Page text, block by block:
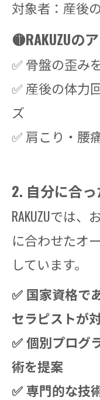
対象者：産後
🟡RAKUZUの
✅ 骨盤の歪み
✅ 産後の体力
ズ
✅ 肩こり・腰
2. 自分に合
RAKUZUでは
に合わせたオ
しています。
✅ 国家資格で
セラピストが
✅ 個別プログ
術を提案
✅ 専門的な技